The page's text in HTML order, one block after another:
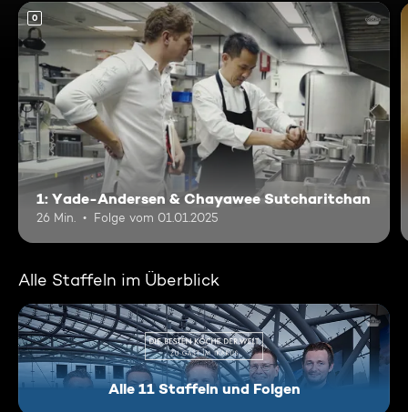
0
1: Yade-Andersen & Chayawee Sutcharitchan
26 Min. Folge vom 01.01.2025
Alle Staffeln im Überblick
Die besten Köche der Welt -
Alle 11 Staffeln und Folgen